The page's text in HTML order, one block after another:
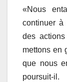
«Nous
continuer à
des
mettons en
que nous
poursuit-il.